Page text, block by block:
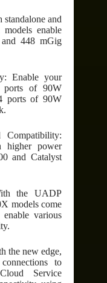
and
enable
448 mGig
Enable your
of 90W
ports of 90W
higher power
and Catalyst
the UADP
models come
various
the new edge,
to
Service